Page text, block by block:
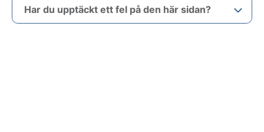
Har du upptäckt ett fel på den här sidan?